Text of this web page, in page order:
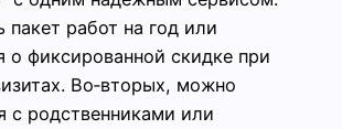
пакет работ на год или
о фиксированной скидке при
Во‑вторых, можно
с родственниками или